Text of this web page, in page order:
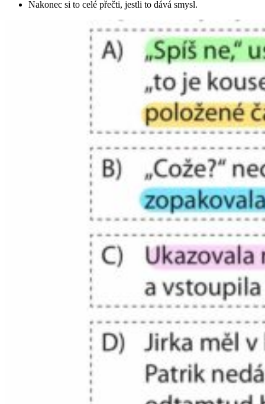
Nakonec si to celé přečti, jestli to dává smysl.